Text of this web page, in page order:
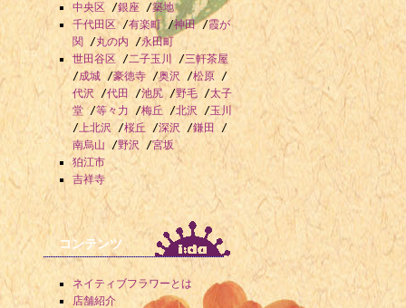
中央区 /銀座 /築地
千代田区 /有楽町/神田/霞が
関 /丸の内 /永田町
世田谷区 /二子玉川 /三軒茶屋
/成城 /豪徳寺 /奥沢 /松原 /
代沢 /代田 /池尻/野毛/太子
堂 /等々力 /梅丘 /北沢 /玉川
/上北沢 /桜丘 /深沢 /鎌田
/
南烏山 /野沢 /宮坂
狛江市
吉祥寺
コンテンツ
ネイティブフラワーとは
店舗紹介